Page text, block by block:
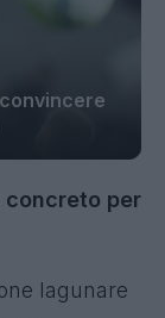
concreto per
lagunare